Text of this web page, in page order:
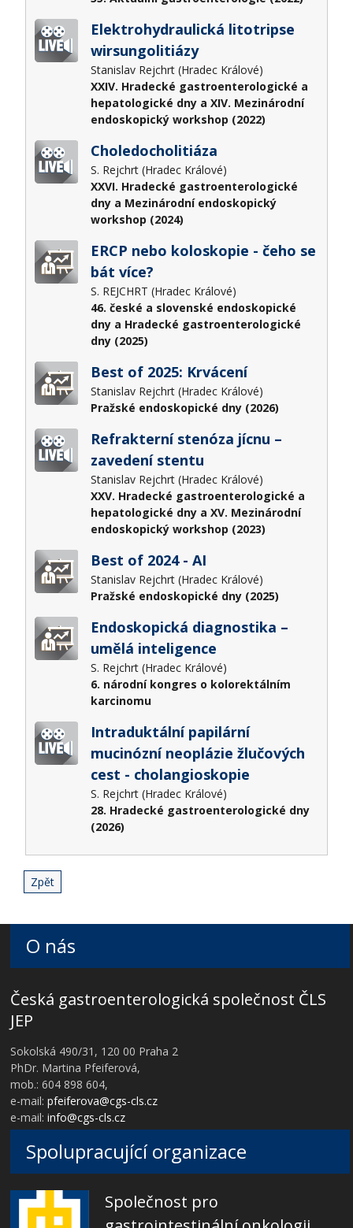
Elektrohydraulická litotripse
wirsungolitiázy
Stanislav Rejchrt (Hradec Králové)
XXIV. Hradecké gastroenterologické a
hepatologické dny a XIV. Mezinárodní
endoskopický workshop (2022)
Choledocholitiáza
S. Rejchrt (Hradec Králové)
XXVI. Hradecké gastroenterologické
dny a Mezinárodní endoskopický
workshop (2024)
ERCP nebo koloskopie - čeho se
bát více?
S. REJCHRT (Hradec Králové)
46. české a slovenské endoskopické
dny a Hradecké gastroenterologické
dny (2025)
Best of 2025: Krvácení
Stanislav Rejchrt (Hradec Králové)
Pražské endoskopické dny (2026)
Refrakterní stenóza jícnu –
zavedení stentu
Stanislav Rejchrt (Hradec Králové)
XXV. Hradecké gastroenterologické a
hepatologické dny a XV. Mezinárodní
endoskopický workshop (2023)
Best of 2024 - AI
Stanislav Rejchrt (Hradec Králové)
Pražské endoskopické dny (2025)
Endoskopická diagnostika –
umělá inteligence
S. Rejchrt (Hradec Králové)
6. národní kongres o kolorektálním
karcinomu
Intraduktální papilární
mucinózní neoplázie žlučových
cest - cholangioskopie
S. Rejchrt (Hradec Králové)
28. Hradecké gastroenterologické dny
(2026)
Zpět
O nás
Česká gastroenterologická společnost ČLS
JEP
Sokolská 490/31, 120 00 Praha 2
PhDr. Martina Pfeiferová,
mob.: 604 898 604,
e-mail:pfeiferova@cgs-cls.cz
e-mail:info@cgs-cls.cz
Spolupracující organizace
Společnost pro